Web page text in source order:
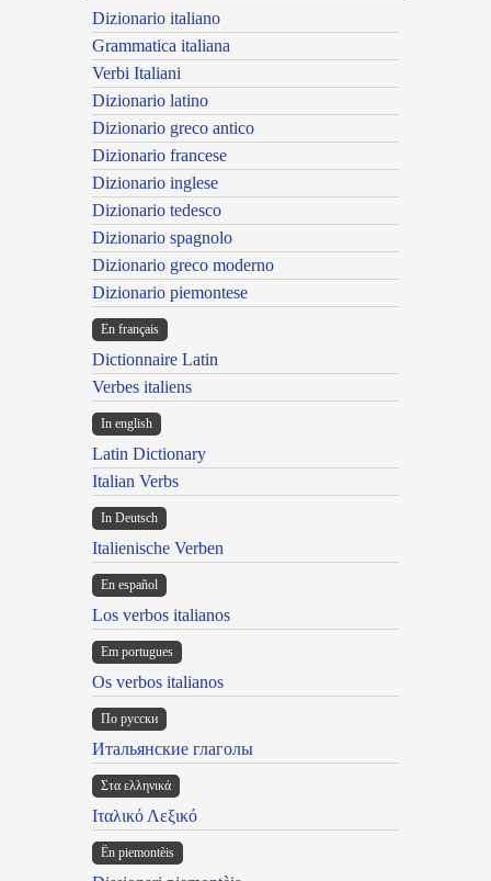
Dizionario italiano
Grammatica italiana
Verbi Italiani
Dizionario latino
Dizionario greco antico
Dizionario francese
Dizionario inglese
Dizionario tedesco
Dizionario spagnolo
Dizionario greco moderno
Dizionario piemontese
En français
Dictionnaire Latin
Verbes italiens
In english
Latin Dictionary
Italian Verbs
In Deutsch
Italienische Verben
En español
Los verbos italianos
Em portugues
Os verbos italianos
По русски
Итальянские глаголы
Στα ελληνικά
Ιταλικό Λεξικό
Ën piemontèis